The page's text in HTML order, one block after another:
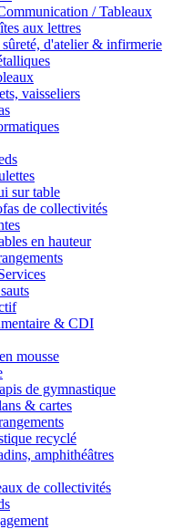
/ Tableaux
aux lettres
d'atelier & infirmerie
vaisseliers
sur table
de collectivités
en hauteur
& CDI
mousse
de gymnastique
& cartes
recyclé
amphithéâtres
de collectivités